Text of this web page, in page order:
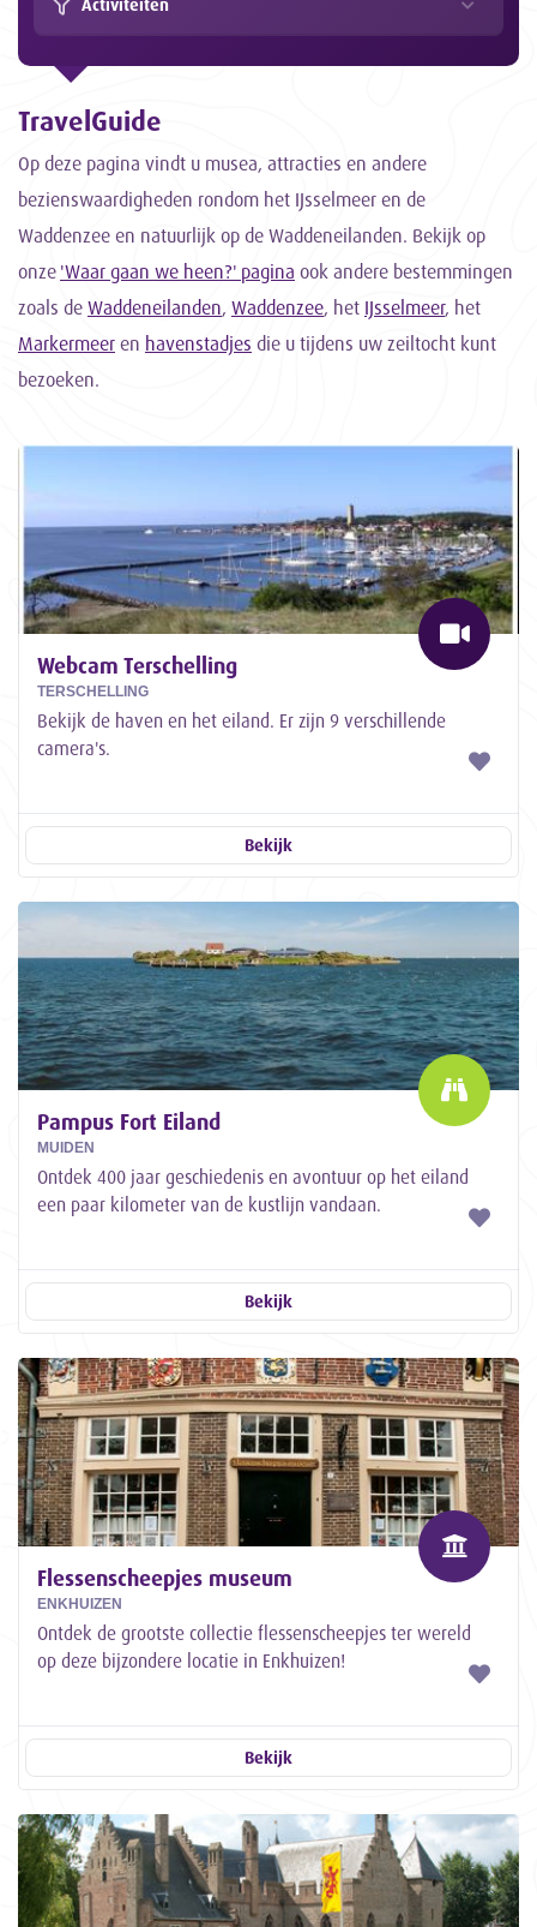
TravelGuide
Op deze pagina vindt u musea, attracties en andere
bezienswaardigheden rondom het IJsselmeer en de
Waddenzee en natuurlijk op de Waddeneilanden. Bekijk op
onze 'Waar gaan we heen?' pagina ook andere bestemmingen
zoals de Waddeneilanden, Waddenzee, het IJsselmeer, het
Markermeer en havenstadjes die u tijdens uw zeiltocht kunt
bezoeken.
Webcam Terschelling
TERSCHELLING
Bekijk de haven en het eiland. Er zijn 9 verschillende
camera's.
Bekijk
Pampus Fort Eiland
MUIDEN
Ontdek 400 jaar geschiedenis en avontuur op het eiland
een paar kilometer van de kustlijn vandaan.
Bekijk
Flessenscheepjes museum
ENKHUIZEN
Ontdek de grootste collectie flessenscheepjes ter wereld
op deze bijzondere locatie in Enkhuizen!
Bekijk